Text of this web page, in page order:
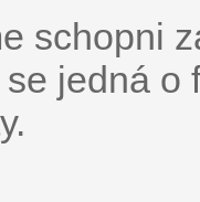
schopni
jedná o